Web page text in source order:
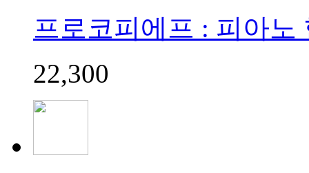
프로코피에프 : 피아노
22,300